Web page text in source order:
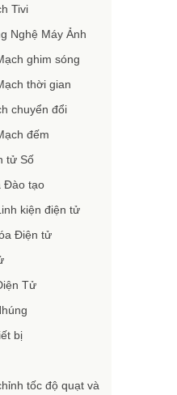
Tivi
Nghệ Máy Ảnh
ghim sóng
thời gian
chuyển đổi
đếm
tử Số
Đào tạo
kiện điện tử
Điện tử
Tử
bị
tốc độ quạt và